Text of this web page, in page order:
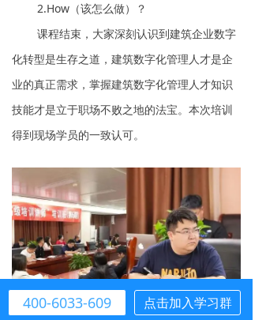
2.How（该怎么做）？
课程结束，大家深刻认识到建筑企业数字
化转型是生存之道，建筑数字化管理人才是企
业的真正需求，掌握建筑数字化管理人才知识
技能才是立于职场不败之地的法宝。本次培训
得到现场学员的一致认可。
400-6033-609 点击加入学习群